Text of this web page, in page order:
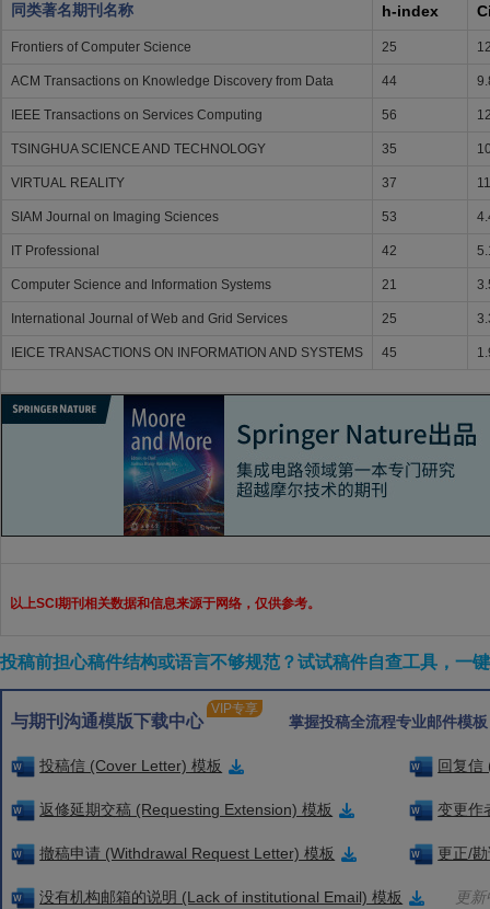
同类著名期刊名称
h-index
Frontiers of Computer Science 25
ACM Transactions on Knowledge Discovery from Data 44
IEEE Transactions on Services Computing 56
TSINGHUA SCIENCE AND TECHNOLOGY 35
VIRTUAL REALITY 37
SIAM Journal on Imaging Sciences 53
IT Professional 42
Computer Science and Information Systems 21
International Journal of Web and Grid Services 25
IEICE TRANSACTIONS ON INFORMATION AND SYSTEMS 45
以上SCI期刊相关数据和信息来源于网络，仅供参考。
投稿前担心稿件结构或语言不够规范？试试稿件自查工具，一
与期刊沟通模版下载中心
VIP专享
掌握投稿全流程专业邮件模
投稿信 (Cover Letter) 模板 回复信
返修延期交稿 (Requesting Extension) 模板 变更作
撤稿申请 (Withdrawal Request Letter) 模板 更正/
没有机构邮箱的说明 (Lack of institutional Email) 模板 更